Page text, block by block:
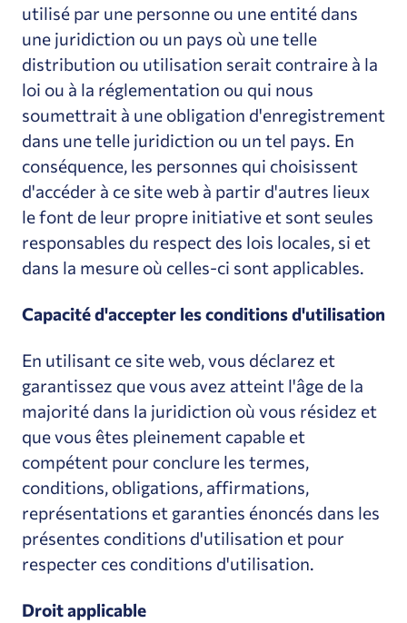
utilisé par une personne ou une entité dans
une juridiction ou un pays où une telle
distribution ou utilisation serait contraire à la
loi ou à la réglementation ou qui nous
soumettrait à une obligation d'enregistrement
dans une telle juridiction ou un tel pays. En
conséquence, les personnes qui choisissent
d'accéder à ce site web à partir d'autres lieux
le font de leur propre initiative et sont seules
responsables du respect des lois locales, si et
dans la mesure où celles-ci sont applicables.
Capacité d'accepter les conditions d'utilisation
En utilisant ce site web, vous déclarez et
garantissez que vous avez atteint l'âge de la
majorité dans la juridiction où vous résidez et
que vous êtes pleinement capable et
compétent pour conclure les termes,
conditions, obligations, affirmations,
représentations et garanties énoncés dans les
présentes conditions d'utilisation et pour
respecter ces conditions d'utilisation.
Droit applicable